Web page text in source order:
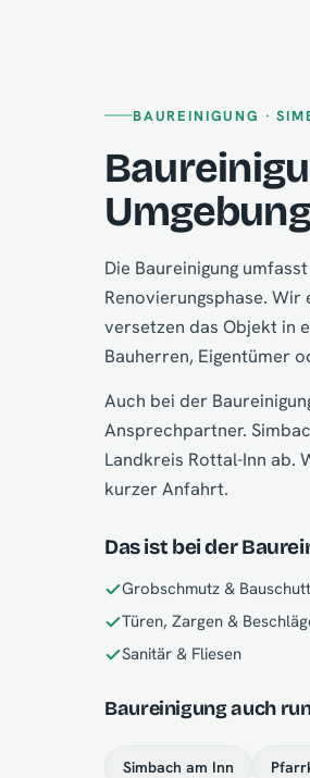
BAUREINIGUNG ·
Umgebung
Die Baureinigung
Renovierungsphase.
versetzen das Objekt in
Bauherren, Eigentümer
Auch bei der
Ansprechpartner.
Landkreis Rottal-Inn ab.
kurzer Anfahrt.
Das ist bei der
Grobschmutz & Bauschutt
Türen, Zargen &
Sanitär & Fliesen
Baureinigung auch
Simbach am Inn